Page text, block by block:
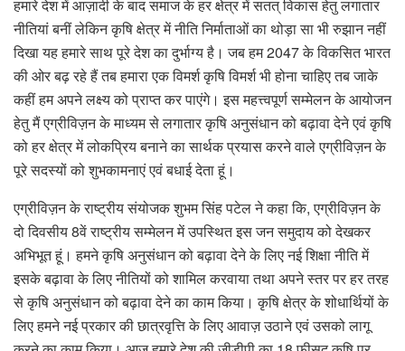
हमारे देश में आज़ादी के बाद समाज के हर क्षेत्र में सतत् विकास हेतु लगातार
नीतियां बनीं लेकिन कृषि क्षेत्र में नीति निर्माताओं का थोड़ा सा भी रुझान नहीं
दिखा यह हमारे साथ पूरे देश का दुर्भाग्य है। जब हम 2047 के विकसित भारत
की ओर बढ़ रहे हैं तब हमारा एक विमर्श कृषि विमर्श भी होना चाहिए तब जाके
कहीं हम अपने लक्ष्य को प्राप्त कर पाएंगे। इस महत्त्वपूर्ण सम्मेलन के आयोजन
हेतु मैं एग्रीविज़न के माध्यम से लगातार कृषि अनुसंधान को बढ़ावा देने एवं कृषि
को हर क्षेत्र में लोकप्रिय बनाने का सार्थक प्रयास करने वाले एग्रीविज़न के
पूरे सदस्यों को शुभकामनाएं एवं बधाई देता हूं।
एग्रीविज़न के राष्ट्रीय संयोजक शुभम सिंह पटेल ने कहा कि, एग्रीविज़न के
दो दिवसीय 8वें राष्ट्रीय सम्मेलन में उपस्थित इस जन समुदाय को देखकर
अभिभूत हूं। हमने कृषि अनुसंधान को बढ़ावा देने के लिए नई शिक्षा नीति में
इसके बढ़ावा के लिए नीतियों को शामिल करवाया तथा अपने स्तर पर हर तरह
से कृषि अनुसंधान को बढ़ावा देने का काम किया। कृषि क्षेत्र के शोधार्थियों के
लिए हमने नई प्रकार की छात्रवृत्ति के लिए आवाज़ उठाने एवं उसको लागू